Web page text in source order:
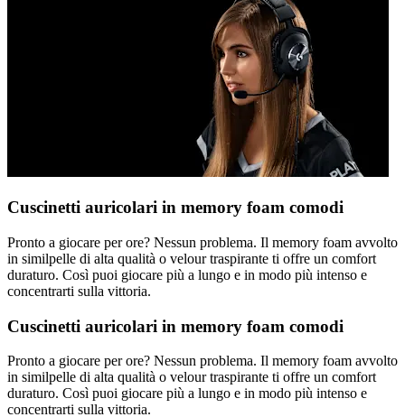
Cuscinetti auricolari in memory foam comodi
Pronto a giocare per ore? Nessun problema. Il memory foam avvolto
in similpelle di alta qualità o velour traspirante ti offre un comfort
duraturo. Così puoi giocare più a lungo e in modo più intenso e
concentrarti sulla vittoria.
Cuscinetti auricolari in memory foam comodi
Pronto a giocare per ore? Nessun problema. Il memory foam avvolto
in similpelle di alta qualità o velour traspirante ti offre un comfort
duraturo. Così puoi giocare più a lungo e in modo più intenso e
concentrarti sulla vittoria.